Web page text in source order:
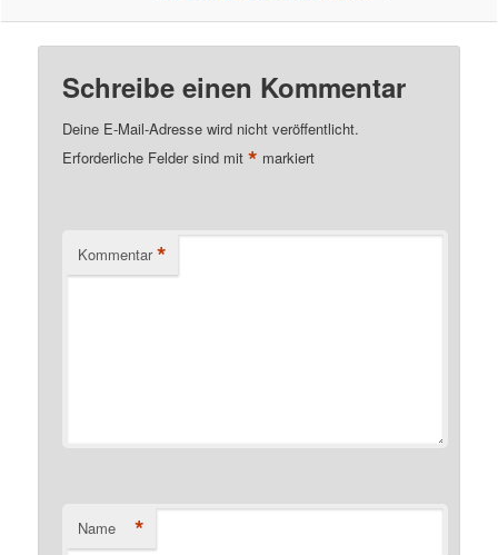
Schreibe einen Kommentar
Deine E-Mail-Adresse wird nicht veröffentlicht.
Erforderliche Felder sind mit* markiert
Kommentar *
Name *